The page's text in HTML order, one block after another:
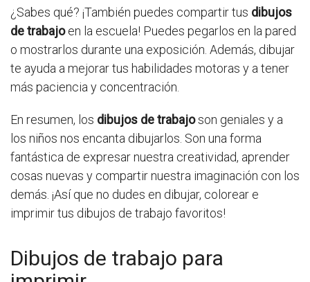
¿Sabes qué? ¡También puedes compartir tus dibujos
de trabajoen la escuela! Puedes pegarlos en la pared
o mostrarlos durante una exposición. Además, dibujar
te ayuda a mejorar tus habilidades motoras y a tener
más paciencia y concentración.
En resumen, los dibujos de trabajoson geniales y a
los niños nos encanta dibujarlos. Son una forma
fantástica de expresar nuestra creatividad, aprender
cosas nuevas y compartir nuestra imaginación con los
demás. ¡Así que no dudes en dibujar, colorear e
imprimir tus dibujos de trabajo favoritos!
Dibujos de trabajo para